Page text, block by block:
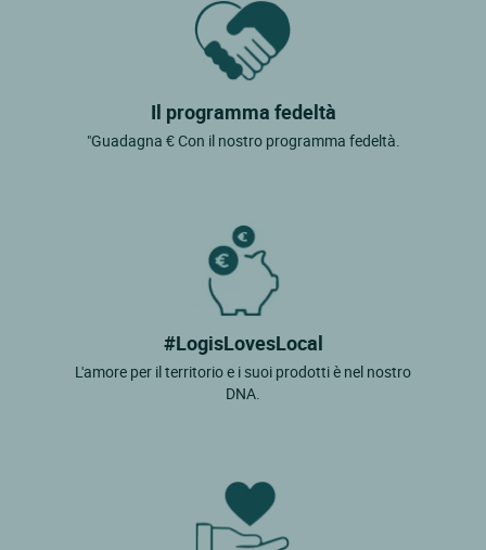
Il programma fedeltà
"Guadagna € Con il nostro programma fedeltà.
#LogisLovesLocal
L'amore per il territorio e i suoi prodotti è nel nostro
DNA.